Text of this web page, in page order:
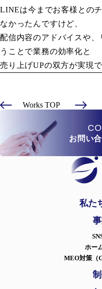
LINEは今までお客様との
なかったんですけど、
配信内容のアドバイスや
うことで業務の効率化と
売り上げUPの双方が実現
Works TOP
お問い
私た
ホー
MEO対策（